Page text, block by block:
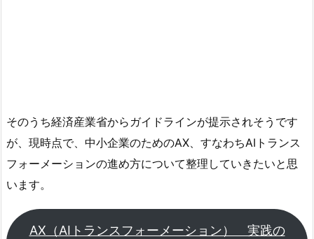
そのうち経済産業省からガイドラインが提示されそうです
が、現時点で、中小企業のためのAX、すなわちAIトランス
フォーメーションの進め方について整理していきたいと思
います。
AX（AIトランスフォーメーション） 実践の